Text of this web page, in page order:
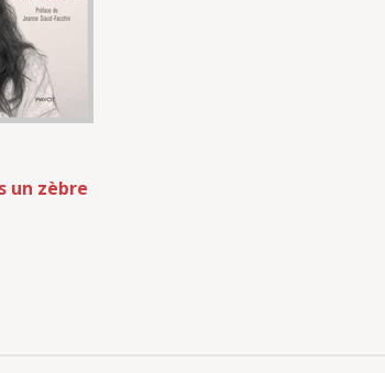
un zèbre